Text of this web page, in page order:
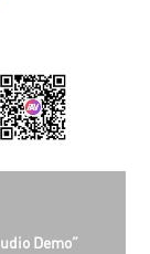
Demo”